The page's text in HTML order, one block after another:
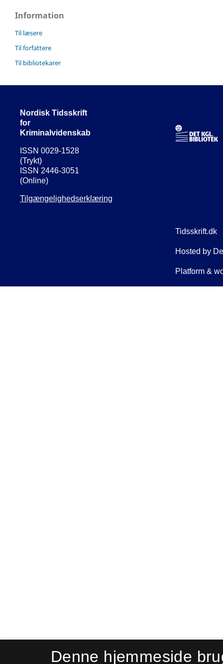
Information
Til læsere
Til forfattere
Til bibliotekarer
Nordisk Tidsskrift
for
Kriminalvidenskab
ISSN 0029-1528
(Trykt)
ISSN 2446-3051
(Online)
Tilgængelighedserklæring
Denne hjemmeside